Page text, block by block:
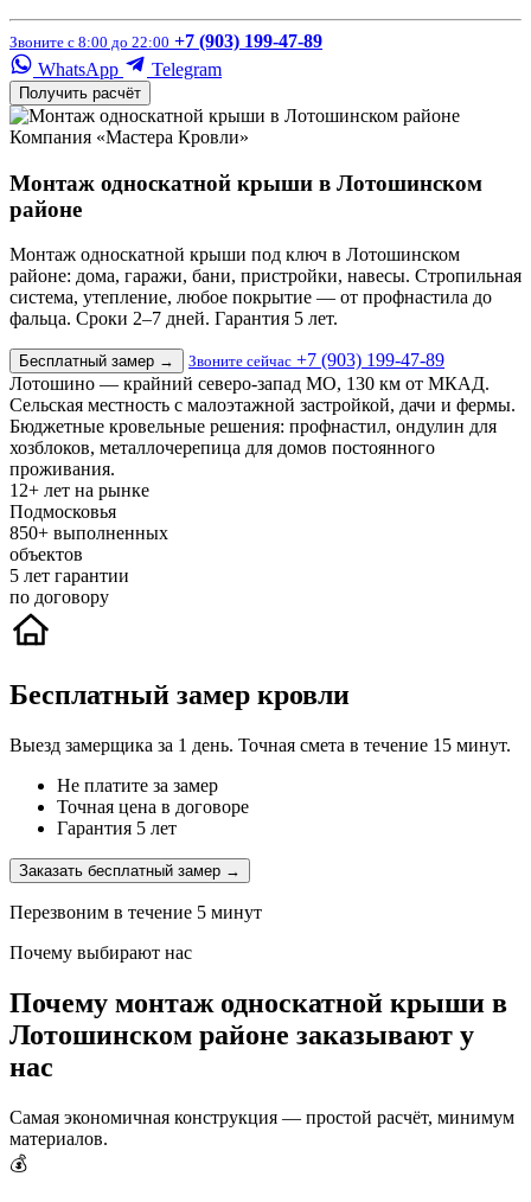
Звоните с 8:00 до 22:00 +7 (903) 199-47-89
WhatsApp
Telegram
Получить расчёт
Компания «Мастера Кровли»
Монтаж односкатной крыши в Лотошинском
районе
Монтаж односкатной крыши под ключ в Лотошинском
районе: дома, гаражи, бани, пристройки, навесы. Стропильная
система, утепление, любое покрытие — от профнастила до
фальца. Сроки 2–7 дней. Гарантия 5 лет.
Бесплатный замер → Звоните сейчас +7 (903) 199-47-89
Лотошино — крайний северо-запад МО, 130 км от МКАД.
Сельская местность с малоэтажной застройкой, дачи и фермы.
Бюджетные кровельные решения: профнастил, ондулин для
хозблоков, металлочерепица для домов постоянного
проживания.
12+ лет на рынке
Подмосковья
850+ выполненных
объектов
5 лет гарантии
по договору
Бесплатный замер кровли
Выезд замерщика за 1 день. Точная смета в течение 15 минут.
Не платите за замер
Точная цена в договоре
Гарантия 5 лет
Заказать бесплатный замер →
Перезвоним в течение 5 минут
Почему выбирают нас
Почему монтаж односкатной крыши в
Лотошинском районе заказывают у
нас
Самая экономичная конструкция — простой расчёт, минимум
материалов.
💰